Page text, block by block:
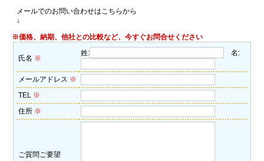
メールでのお問い合わせはこちらから
↓
※価格、納期、他社との比較など、今すぐお問合せください
氏名 ※
姓: 名:
メールアドレス ※
TEL ※
住所 ※
ご質問ご要望